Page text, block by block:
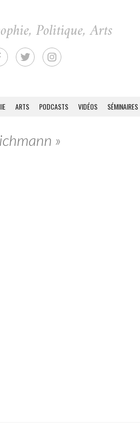
ARTS PODCASTS VIDÉOS SÉMINAIRES
»